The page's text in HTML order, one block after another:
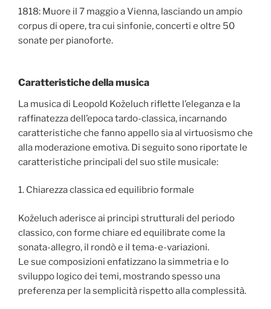
1818: Muore il 7 maggio a Vienna, lasciando un ampio
corpus di opere, tra cui sinfonie, concerti e oltre 50
sonate per pianoforte.
Caratteristiche della musica
La musica di Leopold Koželuch riflette l’eleganza e la
raffinatezza dell’epoca tardo-classica, incarnando
caratteristiche che fanno appello sia al virtuosismo che
alla moderazione emotiva. Di seguito sono riportate le
caratteristiche principali del suo stile musicale:
1. Chiarezza classica ed equilibrio formale
Koželuch aderisce ai principi strutturali del periodo
classico, con forme chiare ed equilibrate come la
sonata-allegro, il rondò e il tema-e-variazioni.
Le sue composizioni enfatizzano la simmetria e lo
sviluppo logico dei temi, mostrando spesso una
preferenza per la semplicità rispetto alla complessità.